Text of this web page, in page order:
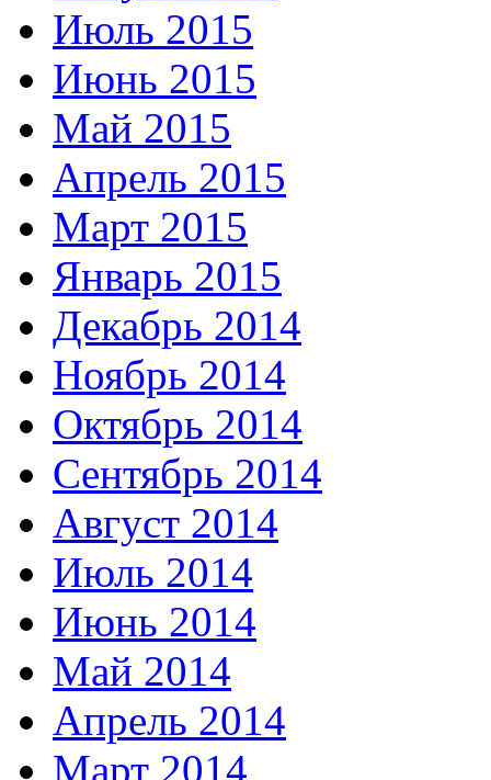
Июль 2015
Июнь 2015
Май 2015
Апрель 2015
Март 2015
Январь 2015
Декабрь 2014
Ноябрь 2014
Октябрь 2014
Сентябрь 2014
Август 2014
Июль 2014
Июнь 2014
Май 2014
Апрель 2014
Март 2014